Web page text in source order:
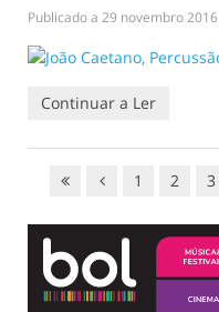
Publicado a 29 novembro 2016
Continuar a Ler
1 2 3